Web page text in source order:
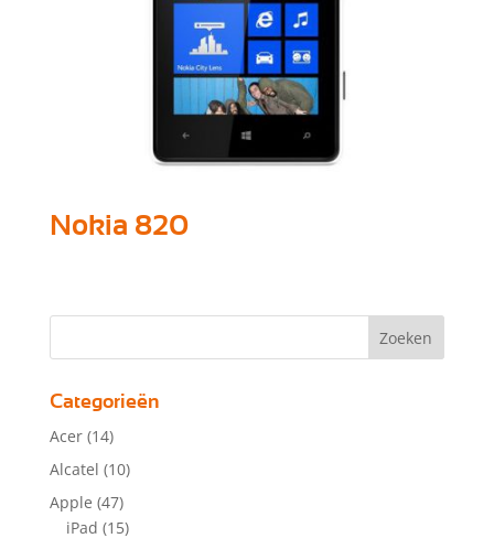
Nokia 820
Categorieën
Acer (14)
Alcatel (10)
Apple (47)
iPad (15)